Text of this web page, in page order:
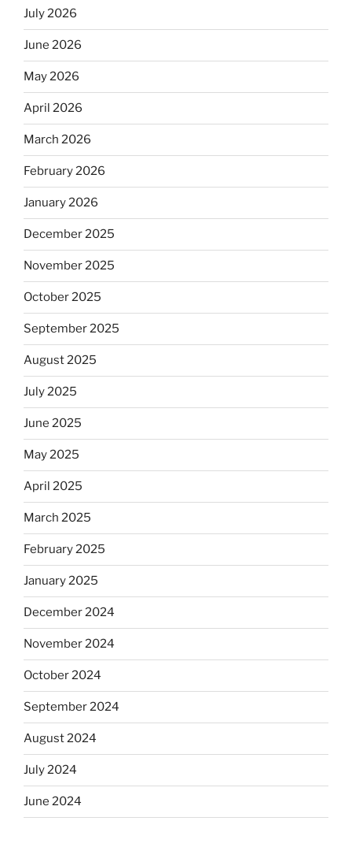
July 2026
June 2026
May 2026
April 2026
March 2026
February 2026
January 2026
December 2025
November 2025
October 2025
September 2025
August 2025
July 2025
June 2025
May 2025
April 2025
March 2025
February 2025
January 2025
December 2024
November 2024
October 2024
September 2024
August 2024
July 2024
June 2024